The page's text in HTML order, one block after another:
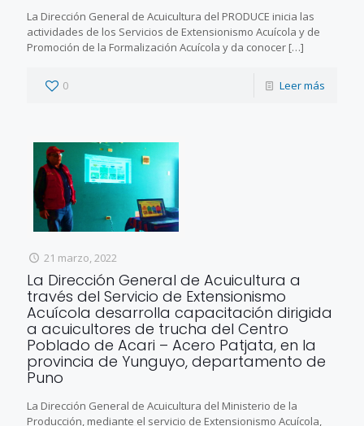
La Dirección General de Acuicultura del PRODUCE inicia las
actividades de los Servicios de Extensionismo Acuícola y de
Promoción de la Formalización Acuícola y da conocer […]
0 Leer más
21 marzo, 2022
La Dirección General de Acuicultura a
través del Servicio de Extensionismo
Acuícola desarrolla capacitación dirigida
a acuicultores de trucha del Centro
Poblado de Acari – Acero Patjata, en la
provincia de Yunguyo, departamento de
Puno
La Dirección General de Acuicultura del Ministerio de la
Producción, mediante el servicio de Extensionismo Acuícola,